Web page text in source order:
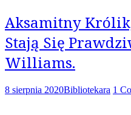
Aksamitny
Stają Się
Williams.
8 sierpnia 2020Bibliotekara 1